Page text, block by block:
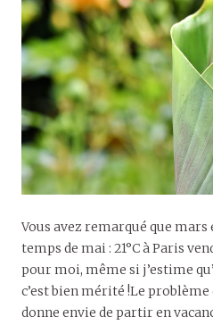
Vous avez remarqué que
temps de mai : 21°C à Paris
pour moi, même si j’estime
c’est bien mérité !Le problème
donne envie de partir en